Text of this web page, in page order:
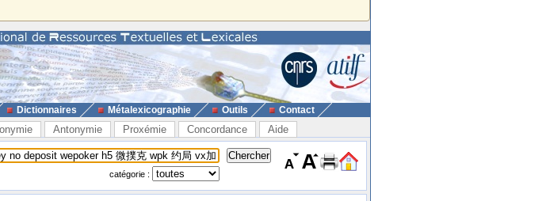
Dictionnaires Métalexicographie Outils Contact
Antonymie Proxémie Concordance Aide
catégorie :